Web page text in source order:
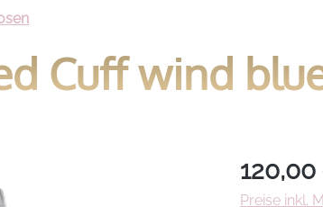
Cuff wind
Regulärer
Preise inkl.